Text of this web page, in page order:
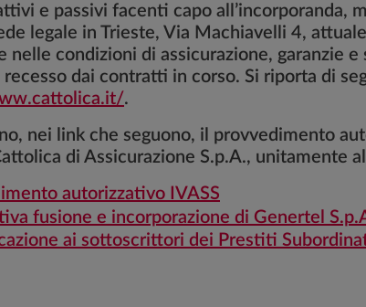
e passivi facenti capo all’incorporanda,
legale in Trieste, Via Machiavelli 4,
nelle condizioni di assicurazione, garanzie
dai contratti in corso. Si riporta di
.
nei link che seguono, il provvedimento
di Assicurazione S.p.A., unitamente
autorizzativo IVASS
fusione e incorporazione di Genertel
ai sottoscrittori dei Prestiti